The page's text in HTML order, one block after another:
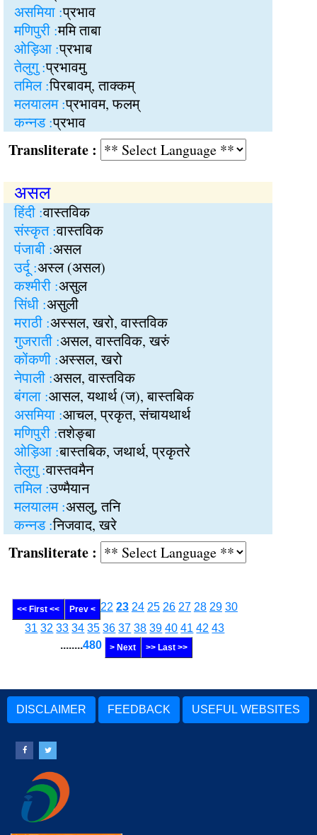
असमिया :प्रभाव
मणिपुरी :ममि ताबा
ओड़िआ :प्रभाब
तेलुगु :प्रभावमु
तमिल :पिरबावम्, ताक्कम्
मलयालम :प्रभावम, फलम्
कन्नड :प्रभाव
:
असल
हिंदी :वास्तविक
संस्कृत :वास्तविक
पंजाबी :असल
उर्दू :अस्ल (असल)
कश्मीरी :असुल
सिंधी :असुली
मराठी :अस्सल, खरो, वास्तविक
गुजराती :असल, वास्तविक, खरुं
कोंकणी :अस्सल, खरो
नेपाली :असल, वास्तविक
बंगला :आसल, यथार्थ (ज), बास्तबिक
असमिया :आचल, प्रकृत, संचायथार्थ
मणिपुरी :तशेङ्बा
ओड़िआ :बास्तबिक, जथार्थ, प्रकृतरे
तेलुगु :वास्तवमैन
तमिल :उण्मैयान
मलयालम :असलु, तनि
कन्नड :निजवाद, खरे
:
<< First << Prev < 22 23 24 25 26 27 28 29 30
31 32 33 34 35 36 37 38 39 40 41 42 43
........480 > Next >> Last >>
DISCLAIMER FEEDBACK USEFUL WEBSITES